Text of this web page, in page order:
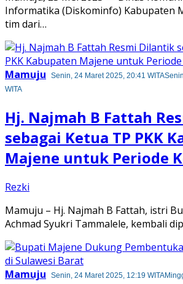
Informatika (Diskominfo) Kabupaten
tim dari…
Mamuju Senin, 24 Maret 2025, 20:41 WITA
WITA
Hj. Najmah B Fattah
sebagai Ketua TP PKK
Majene untuk Periode
Rezki
Mamuju – Hj. Najmah B Fattah, istri
Achmad Syukri Tammalele, kembali
Mamuju Senin, 24 Maret 2025, 12:19 WITA